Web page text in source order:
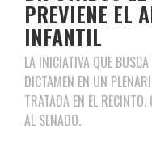
PREVIENE EL
INFANTIL
LA INICIATIVA QUE
DICTAMEN EN UN
TRATADA EN EL RECINTO.
AL SENADO.